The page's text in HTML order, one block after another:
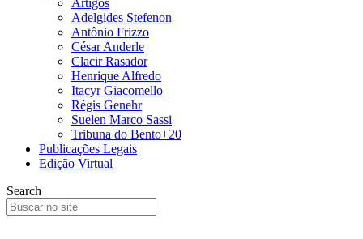
Artigos
Adelgides Stefenon
Antônio Frizzo
César Anderle
Clacir Rasador
Henrique Alfredo
Itacyr Giacomello
Régis Genehr
Suelen Marco Sassi
Tribuna do Bento+20
Publicações Legais
Edição Virtual
Search